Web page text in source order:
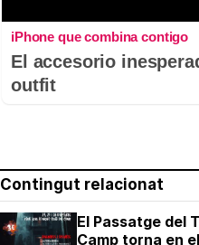
iPhone que combina contigo
El accesorio
outfit
Contingut relacionat
El Passatge del
Camp torna en